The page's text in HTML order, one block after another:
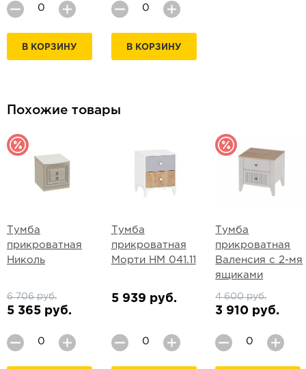
В КОРЗИНУ В КОРЗИНУ
Похожие товары
Тумба
прикроватная
Николь
6 706 руб.
5 365 руб.
Тумба
прикроватная
Морти НМ 041.11
5 939 руб.
Тумба
прикроватная
Валенсия с 2-мя
ящиками
4 600 руб.
3 910 руб.